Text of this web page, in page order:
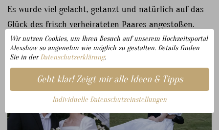
Es wurde viel gelacht, getanzt und natürlich auf das
Glück des frisch verheirateten Paares angestoßen.
Wir nutzen Cookies, um Ihren Besuch auf unserem Hochzeitsportal
Alexshow so angenehm wie möglich zu gestalten. Details finden
Sie in derDatenschutzerklärung.
Geht klar! Zeigt mir alle Ideen & Tipps
Individuelle Datenschutzeinstellungen